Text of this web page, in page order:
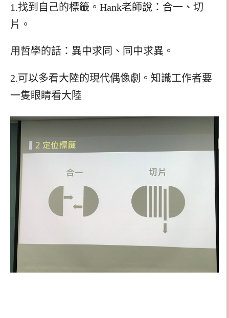
1.找到自己的標籤。Hank老師說：合一、切
片。
用哲學的話：異中求同、同中求異。
2.可以多看大陸的現代偶像劇。知識工作者要
一隻眼睛看大陸